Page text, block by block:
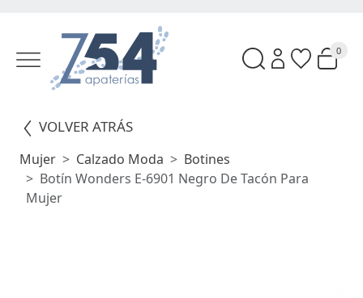
0
VOLVER ATRÁS
Mujer Calzado Moda
Botines
Botín Wonders E-6901 Negro De Tacón Para
Mujer